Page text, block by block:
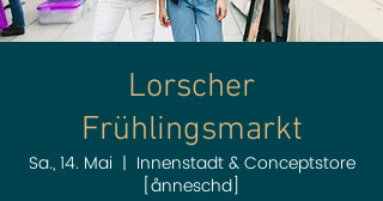
Lorscher
Frühlingsmarkt
Sa., 14. Mai
  |
Innenstadt & Conceptstore
[ånneschd]